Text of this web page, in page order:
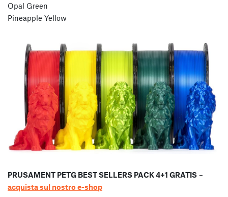
Opal Green
Pineapple Yellow
PRUSAMENT PETG BEST SELLERS PACK 4+1 GRATIS –
acquista sul nostro e-shop